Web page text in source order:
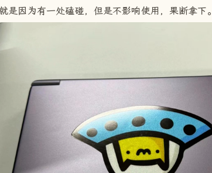
是因为有一处磕碰，但是不影响使用，果断拿下。